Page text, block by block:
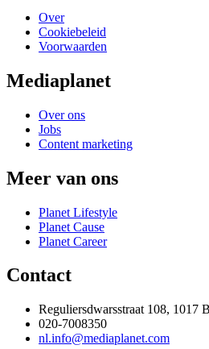
Over
Cookiebeleid
Voorwaarden
Mediaplanet
Over ons
Jobs
Content marketing
Meer van ons
Planet Lifestyle
Planet Cause
Planet Career
Contact
Reguliersdwarsstraat 108, 1017
020-7008350
nl.info@mediaplanet.com